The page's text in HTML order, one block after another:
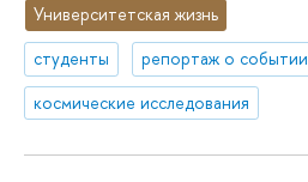
Университетская жизнь
студенты
репортаж о событии
космические исследования